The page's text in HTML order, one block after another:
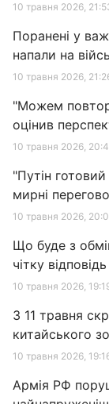
10 травня 2026,
Поранені у
напали на
10 травня 2026,
"Можем
оцінив
10 травня 2026,
"Путін
мирні
10 травня 2026,
Що буде з
чітку відповідь
10 травня 2026,
З 11 травня
китайського
10 травня 2026,
Армія РФ